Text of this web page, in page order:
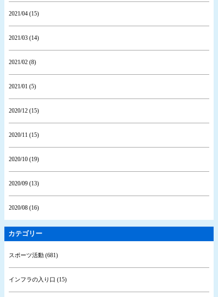
2021/04 (15)
2021/03 (14)
2021/02 (8)
2021/01 (5)
2020/12 (15)
2020/11 (15)
2020/10 (19)
2020/09 (13)
2020/08 (16)
カテゴリー
スポーツ活動 (681)
インフラの入り口 (15)